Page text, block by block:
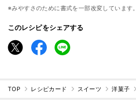
※みやすさのために書式を一部改変しています。
このレシピをシェアする
TOP レシピカード スイーツ 洋菓子